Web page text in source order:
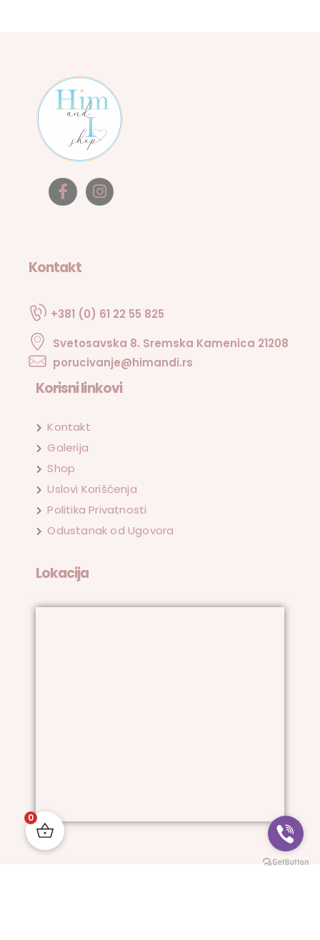
Kontakt
+381 (0) 61 22 55 825
Svetosavska 8. Sremska Kamenica 21208
porucivanje@himandi.rs
Korisni linkovi
Kontakt
Galerija
Shop
Uslovi Korišćenja
Politika Privatnosti
Odustanak od Ugovora
Lokacija
0